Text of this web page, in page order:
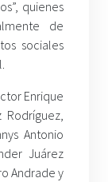
quienes
de
sociales
Enrique
Antonio
Juárez
Andrade y